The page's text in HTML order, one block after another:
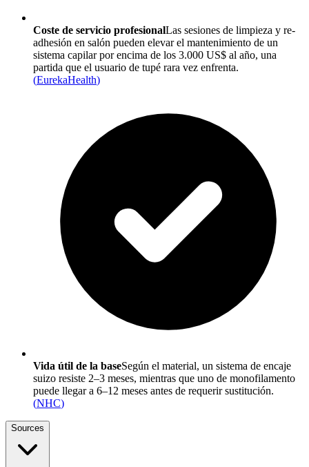
Coste de servicio profesionalLas sesiones de limpieza y re-
adhesión en salón pueden elevar el mantenimiento de un
sistema capilar por encima de los 3.000 US$ al año, una
partida que el usuario de tupé rara vez enfrenta.
(EurekaHealth)
Vida útil de la baseSegún el material, un sistema de encaje
suizo resiste 2–3 meses, mientras que uno de monofilamento
puede llegar a 6–12 meses antes de requerir sustitución.
(NHC)
Sources